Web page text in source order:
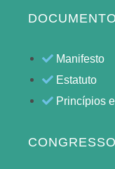
Manifesto
Estatuto
Princípios
CONGRESSO